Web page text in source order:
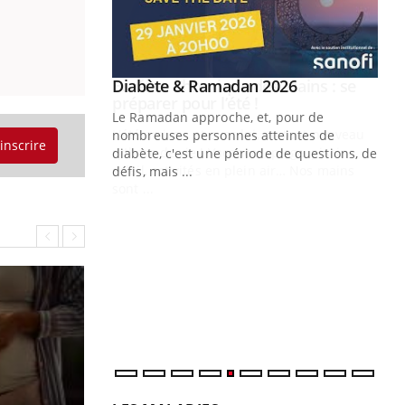
tout nouveau
piscine,
Youtube
Diabète & Ramadan 2026Youtube
Le Ramadan approche, et, pour de
nombreuses personnes atteintes de
diabète, c'est une période de questions, de
défis, mais ...